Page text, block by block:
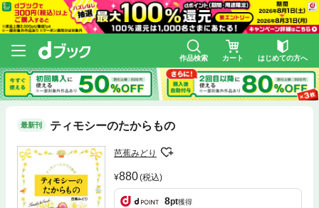
作品検索 カート はじめての方へ
最新刊 ティモシーのたからもの
芭蕉みどり
880(税込)
8pt獲得